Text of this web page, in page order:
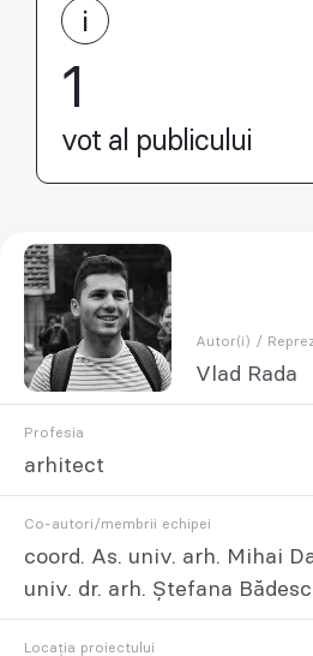
1
vot al publicului
Autor(i) /
Vlad Rada
Profesia
arhitect
Co-autori/membrii echipei
coord. As. univ. arh. Mihai
univ. dr. arh. Ștefana
Locația proiectului